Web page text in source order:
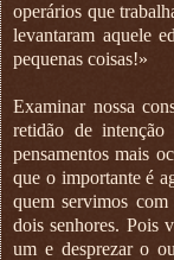
operários que
levantaram aquele
pequenas coisas!»
Examinar nossa
retidão de
pensamentos mais
que o importante é
quem servimos
dois senhores. Pois
um e desprezar o